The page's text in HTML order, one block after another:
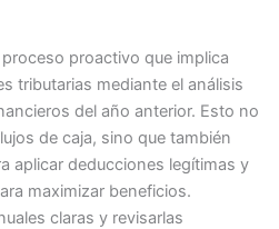
proactivo que implica
tributarias mediante el análisis
del año anterior. Esto no
de caja, sino que también
aplicar deducciones legítimas y
maximizar beneficios.
claras y revisarlas